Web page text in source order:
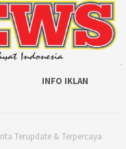
INFO IKLAN
Terupdate & Terpercaya